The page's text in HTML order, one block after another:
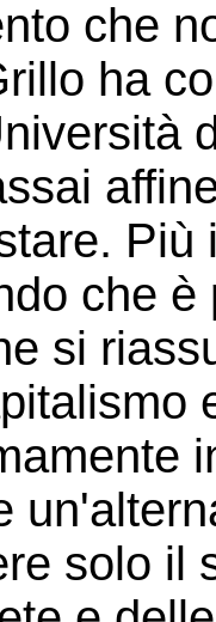
che
ha
che
si
solo il